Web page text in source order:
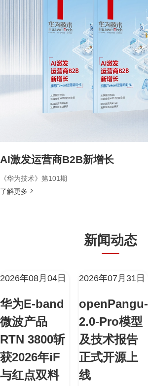
AI激发运营商B2B新增长
《华为技术》第101期
了解更多
新闻动态
2026年08月04日
华为E-band
微波产品
RTN 3800斩
获2026年iF
与红点双料
2026年07月31日
openPangu-
2.0-Pro模型
及技术报告
正式开源上
线